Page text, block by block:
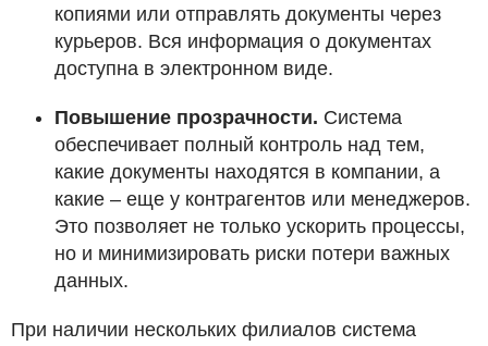
копиями или отправлять документы через
курьеров. Вся информация о документах
доступна в электронном виде.
Повышение прозрачности. Система
обеспечивает полный контроль над тем,
какие документы находятся в компании, а
какие – еще у контрагентов или менеджеров.
Это позволяет не только ускорить процессы,
но и минимизировать риски потери важных
данных.
При наличии нескольких филиалов система